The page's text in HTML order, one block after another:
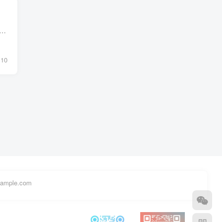
、掘金/华为云/阿里云/InfoQ等平台优质作者、专注于Java技术领域和毕业项目实战，微 xiaoxu_9411✌ 🍅文末获取源码联...
10